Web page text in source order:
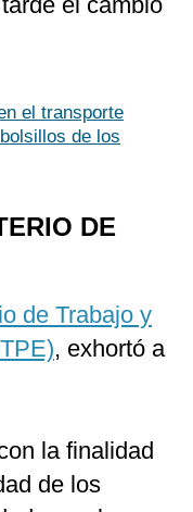
el transporte
de los
DE
de Trabajo y
, exhortó a
la finalidad
de los